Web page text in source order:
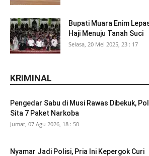
Bupati Muara Enim
Haji Menuju Tanah Suci
Selasa, 20 Mei 2025, 23 : 17
KRIMINAL
Pengedar Sabu di Musi Rawas Dibekuk,
Sita 7 Paket Narkoba
Jumat, 07 Agu 2026, 18 : 50
Nyamar Jadi Polisi, Pria Ini Kepergok Curi